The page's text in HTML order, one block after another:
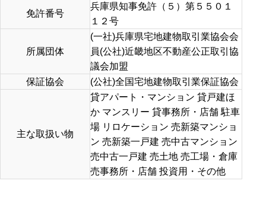
免許番号
兵庫県知事免許（５）第５５０１
１２号
所属団体
(一社)兵庫県宅地建物取引業協会会
員(公社)近畿地区不動産公正取引協
議会加盟
保証協会
(公社)全国宅地建物取引業保証協会
主な取扱い物
貸アパート・マンション 貸戸建ほ
か マンスリー 貸事務所・店舗 駐車
場 リロケーション 売新築マンショ
ン 売新築一戸建 売中古マンション
売中古一戸建 売土地 売工場・倉庫
売事務所・店舗 投資用・その他